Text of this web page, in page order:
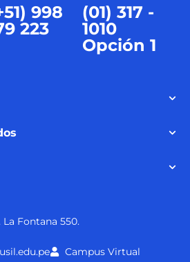
998
223
(01) 317 -
1010
Opción 1
La Fontana 550.
Campus Virtual